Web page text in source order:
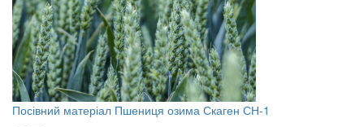
Посівний матеріал Пшениця озима Скаген СН-1